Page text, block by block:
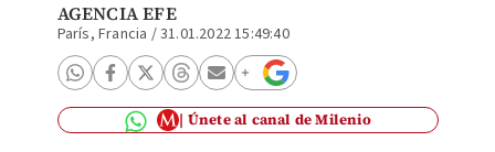
AGENCIA EFE
París, Francia /31.01.2022 15:49:40
Únete al canal de Milenio